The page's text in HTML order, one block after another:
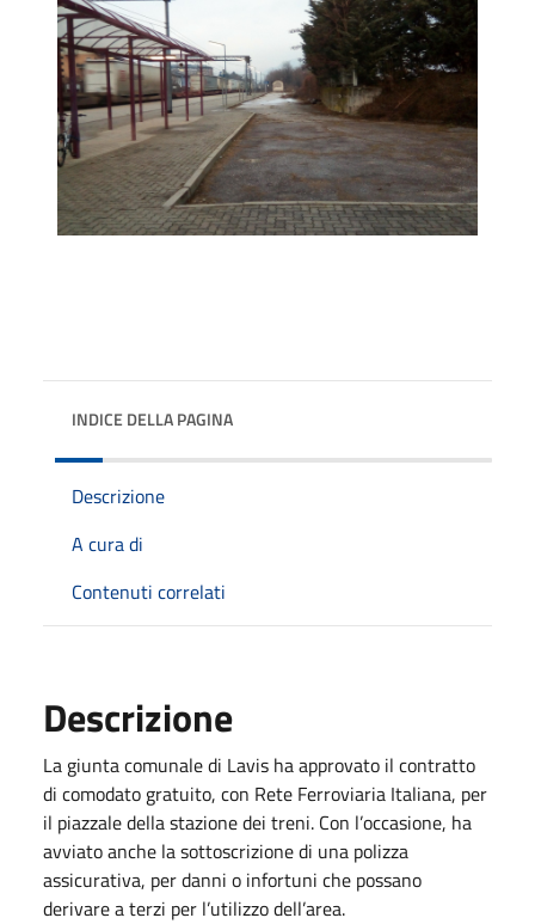
INDICE DELLA PAGINA
Descrizione
A cura di
Contenuti correlati
Descrizione
La giunta comunale di Lavis ha approvato il contratto
di comodato gratuito, con Rete Ferroviaria Italiana, per
il piazzale della stazione dei treni. Con l’occasione, ha
avviato anche la sottoscrizione di una polizza
assicurativa, per danni o infortuni che possano
derivare a terzi per l’utilizzo dell’area.